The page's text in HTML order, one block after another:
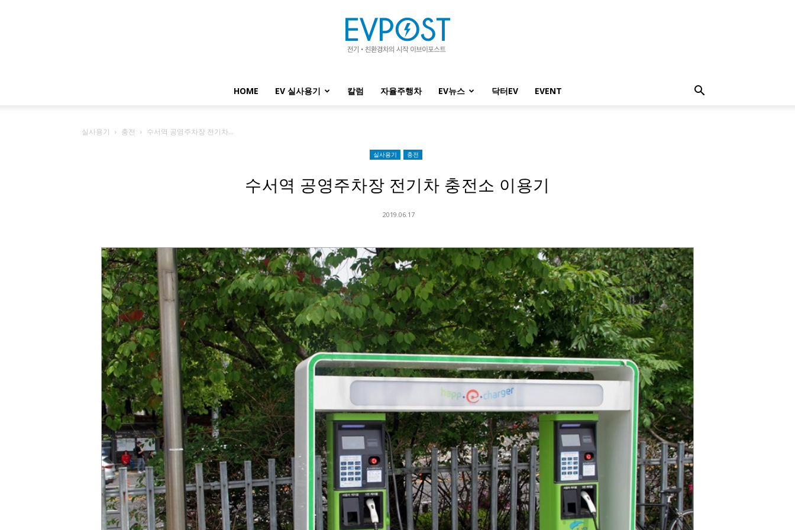
HOME EV 실사용기 칼럼 자율주행차 EV뉴스 닥터EV EVENT
실사용기 충전 수서역 공영주차장 전기차...
실사용기 충전
수서역 공영주차장 전기차 충전소 이용기
2019.06.17